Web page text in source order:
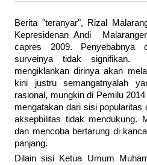
Berita "teranyar", Rizal
Kepresidenan Andi
capres 2009. Penyebabnya
surveinya tidak
mengiklankan dirinya akan
kini justru semangatnyalah
rasional, mungkin di Pemilu
mengatakan dari sisi
aksepbilitas tidak mendukung.
dan mencoba bertarung di
panjang.
Dilain sisi Ketua Umum